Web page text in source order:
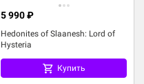
Hedonites of Slaanesh: Lord of
Hysteria
5 990 ₽
Купить